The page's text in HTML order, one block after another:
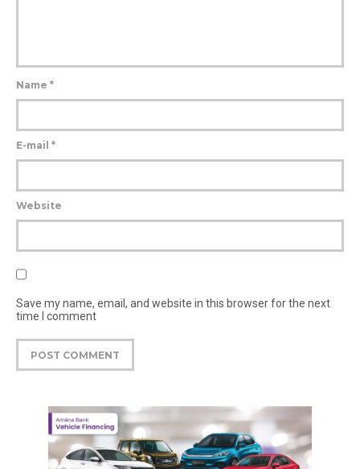
Name *
E-mail *
Website
Save my name, email, and website in this browser for the next
time I comment